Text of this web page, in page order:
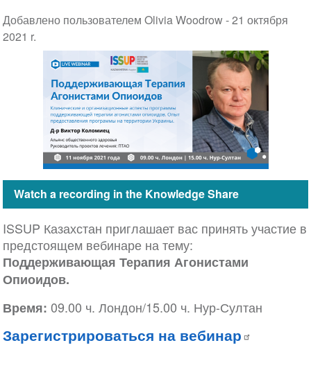
Добавлено пользователем Olivia Woodrow -21 октября
2021 r.
Watch a recording in the Knowledge Share
ISSUP Казахстан приглашает вас принять участие в
предстоящем вебинаре на тему:
Поддерживающая Терапия Агонистами
Опиоидов.
Время: 09.00 ч. Лондон/15.00 ч. Нур-Султан
Зарегистрироваться на вебинар